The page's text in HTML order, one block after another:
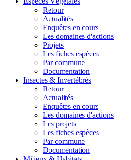
Retour
Actualités
Enquêtes en cours
Les domaines d'actions
Projets
Les fiches espèces
Par commune
Documentation
Insectes & Invertébrés
Retour
Actualités
Enquêtes en cours
Les domaines d'actions
Les projets
Les fiches espèces
Par commune
Documentation